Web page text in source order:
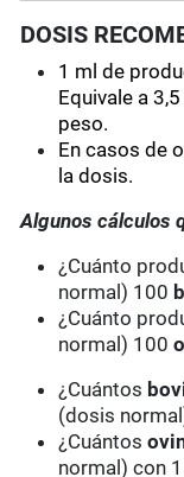
DOSIS
1 ml de
Equivale a
peso.
En casos de
la dosis.
Algunos cálculos
¿Cuánto
normal) 100
¿Cuánto
normal) 100
¿Cuántos
(dosis
¿Cuántos
normal) con